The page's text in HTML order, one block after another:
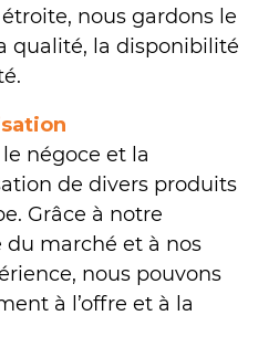
nous gardons le
qualité, la disponibilité
négoce et la
de divers produits
Grâce à notre
du marché et à nos
nous pouvons
à l’offre et à la